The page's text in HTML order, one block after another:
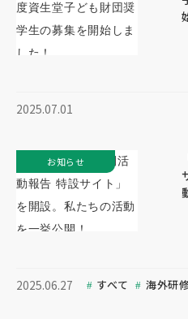
2025.07.01
2025.06.27 すべて 海外研
お知らせ